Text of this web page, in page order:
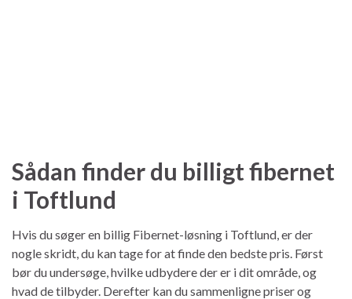
Sådan finder du billigt fibernet
i Toftlund
Hvis du søger en billig Fibernet-løsning i Toftlund, er der
nogle skridt, du kan tage for at finde den bedste pris. Først
bør du undersøge, hvilke udbydere der er i dit område, og
hvad de tilbyder. Derefter kan du sammenligne priser og